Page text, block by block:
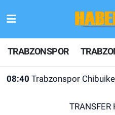
TRABZONSPOR
08:40 Trabzonspor Chibuike
TRANSFER
TRABZONSPOR
TRABZON GUNDEMI
Hava Durumu
Trafik Durumu